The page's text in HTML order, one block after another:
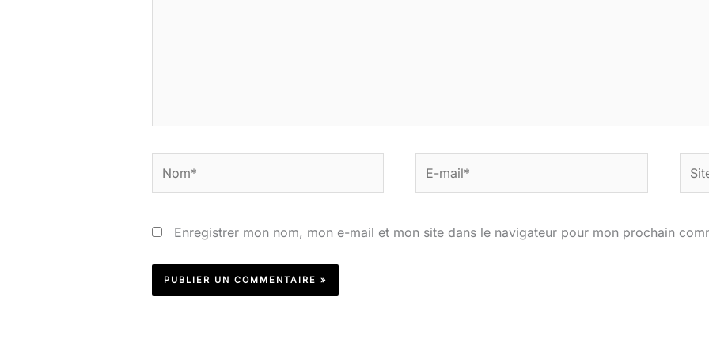
mail*
Enregistrer mon nom, mon e-mail et mon site dans le navigateur pour mon prochain